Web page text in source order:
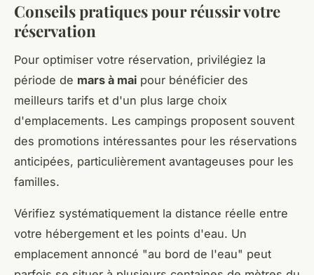
Conseils pratiques pour réussir votre
réservation
Pour optimiser votre réservation, privilégiez la
période de mars à mai pour bénéficier des
meilleurs tarifs et d'un plus large choix
d'emplacements. Les campings proposent souvent
des promotions intéressantes pour les réservations
anticipées, particulièrement avantageuses pour les
familles.
Vérifiez systématiquement la distance réelle entre
votre hébergement et les points d'eau. Un
emplacement annoncé "au bord de l'eau" peut